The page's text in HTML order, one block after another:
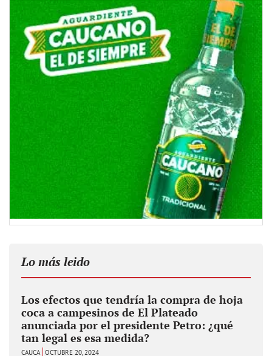
Lo más leido
Los efectos que tendría la compra de hoja
coca a campesinos de El Plateado
anunciada por el presidente Petro: ¿qué
tan legal es esa medida?
CAUCA OCTUBRE 20, 2024